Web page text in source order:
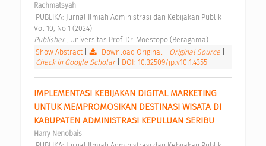
Rachmatsyah
Vol 10, No 1 (2024)
Publisher : Universitas Prof. Dr. Moestopo (Beragama)
Show Abstract
Download Original Original Source
Check in Google Scholar
DOI: 10.32509/jp.v10i1.4355
IMPLEMENTASI KEBIJAKAN DIGITAL MARKETING
UNTUK MEMPROMOSIKAN DESTINASI WISATA DI
KABUPATEN ADMINISTRASI KEPULUAN SERIBU
Harry Nenobais